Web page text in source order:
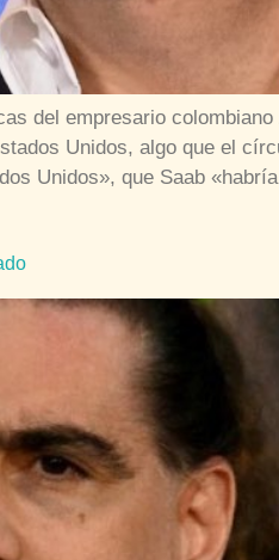
del empresario
Unidos, algo que el
Unidos», que Saab